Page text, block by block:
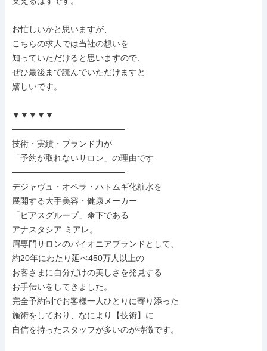
お忙しいかと思いますが、
こちらの求人では当社の想いを
知っていただけると思いますので、
ぜひ最後まで読んでいただけますと
嬉しいです。
▼▼▼▼▼
───────────────────
技術・実績・ブランド力が
「予約が取れないサロン」の理由です
───────────────────
デジャヴュ・オペラ・ハトムギ化粧水を
展開する大手美容・健康メーカー
「ピアスグループ」傘下である
アナスタシア ミアレ。
眉専門サロンのパイオニアブランドとして、
約20年にわたり延べ450万人以上の
お客さまに自分だけの美しさを発見する
お手伝いをしてきました。
完全予約制でお客様一人ひとりに寄り添った
施術をしており、なにより【技術】に
自信を持ったスタッフが多いのが特徴です。